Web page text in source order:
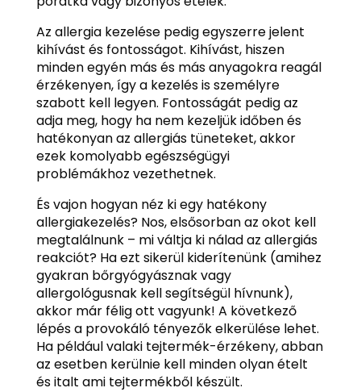
Az allergia kezelése pedig egyszerre jelent
kihívást és fontosságot. Kihívást, hiszen
minden egyén más és más anyagokra reagál
érzékenyen, így a kezelés is személyre
szabott kell legyen. Fontosságát pedig az
adja meg, hogy ha nem kezeljük időben és
hatékonyan az allergiás tüneteket, akkor
ezek komolyabb egészségügyi
problémákhoz vezethetnek.
És vajon hogyan néz ki egy hatékony
allergiakezelés? Nos, elsősorban az okot kell
megtalálnunk – mi váltja ki nálad az allergiás
reakciót? Ha ezt sikerül kiderítenünk (amihez
gyakran bőrgyógyásznak vagy
allergológusnak kell segítségül hívnunk),
akkor már félig ott vagyunk! A következő
lépés a provokáló tényezők elkerülése lehet.
Ha például valaki tejtermék-érzékeny, abban
az esetben kerülnie kell minden olyan ételt
és italt ami tejtermékből készült.